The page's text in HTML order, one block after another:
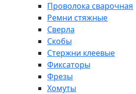
Проволока сварочная
Ремни стяжные
Сверла
Скобы
Стержни клеевые
Фиксаторы
Фрезы
Хомуты